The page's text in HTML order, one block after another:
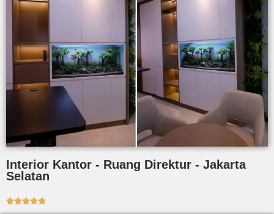
Interior Kantor - Ruang Direktur - Jakarta
Selatan
